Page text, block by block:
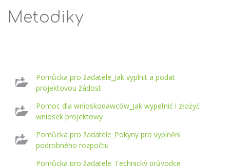
Metodiky
Pomůcka pro žadatele_Jak vyplnit a podat
projektovou žádost
Pomoc dla wnioskodawców_Jak wypełnić i złożyć
wniosek projektowy
Pomůcka pro žadatele_Pokyny pro vyplnění
podrobného rozpočtu
Pomůcka pro žadatele_Technický průvodce